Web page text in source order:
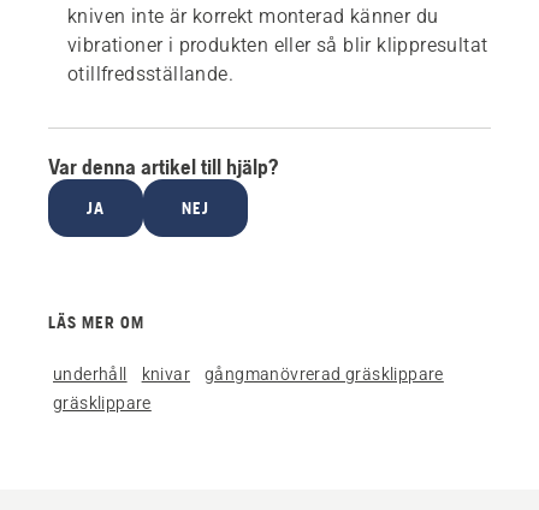
kniven inte är korrekt monterad känner du
vibrationer i produkten eller så blir klippresultat
otillfredsställande.
Var denna artikel till hjälp?
JA NEJ
LÄS MER OM
underhåll knivar
gångmanövrerad gräsklippare
gräsklippare